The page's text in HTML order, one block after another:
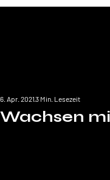
Wachsen
6. Apr. 20213 Min. Lesezeit